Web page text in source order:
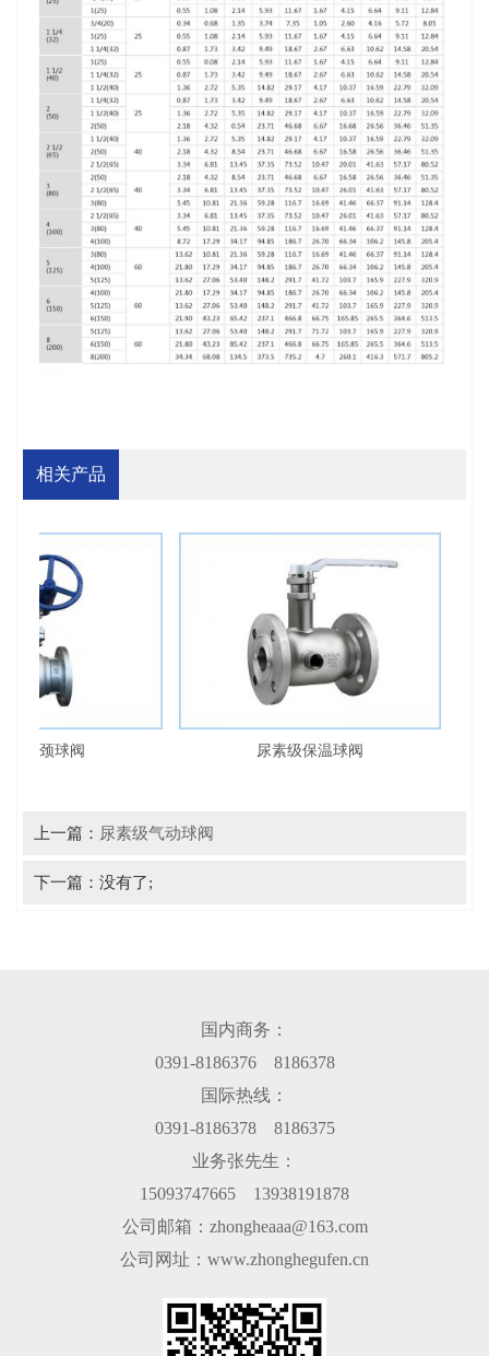
相关产品
长颈球阀 尿素级保温球阀
上一篇： 尿素级气动球阀
下一篇：没有了;
国内商务：
0391-8186376 8186378
国际热线：
0391-8186378 8186375
业务张先生：
15093747665 13938191878
公司邮箱：zhongheaaa@163.com
公司网址：www.zhonghegufen.cn